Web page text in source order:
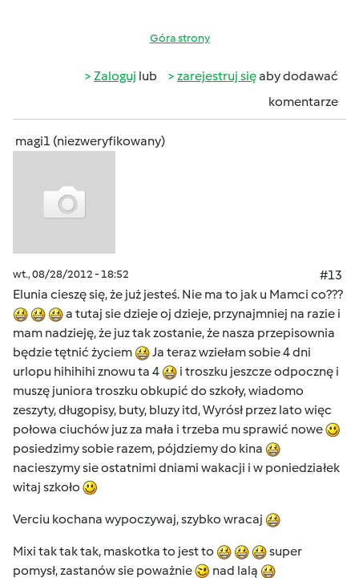
Góra strony
Zaloguj lub zarejestruj sięaby dodawać
komentarze
magi1 (niezweryfikowany)
wt., 08/28/2012 - 18:52
#13
Elunia cieszę się, że już jesteś. Nie ma to jak u Mamci co???
a tutaj sie dzieje oj dzieje, przynajmniej na razie i
mam nadzieję, że juz tak zostanie, że nasza przepisownia
będzie tętnić życiem
Ja teraz wziełam sobie 4 dni
urlopu hihihihi znowu ta 4
i troszku jeszcze odpocznę i
muszę juniora troszku obkupić do szkoły, wiadomo
zeszyty, długopisy, buty, bluzy itd, Wyrósł przez lato więc
połowa ciuchów juz za mała i trzeba mu sprawić nowe
posiedzimy sobie razem, pójdziemy do kina
nacieszymy sie ostatnimi dniami wakacji i w poniedziałek
witaj szkoło
Verciu kochana wypoczywaj, szybko wracaj
Mixi tak tak tak, maskotka to jest to
super
pomysł, zastanów sie poważnie
nad lalą